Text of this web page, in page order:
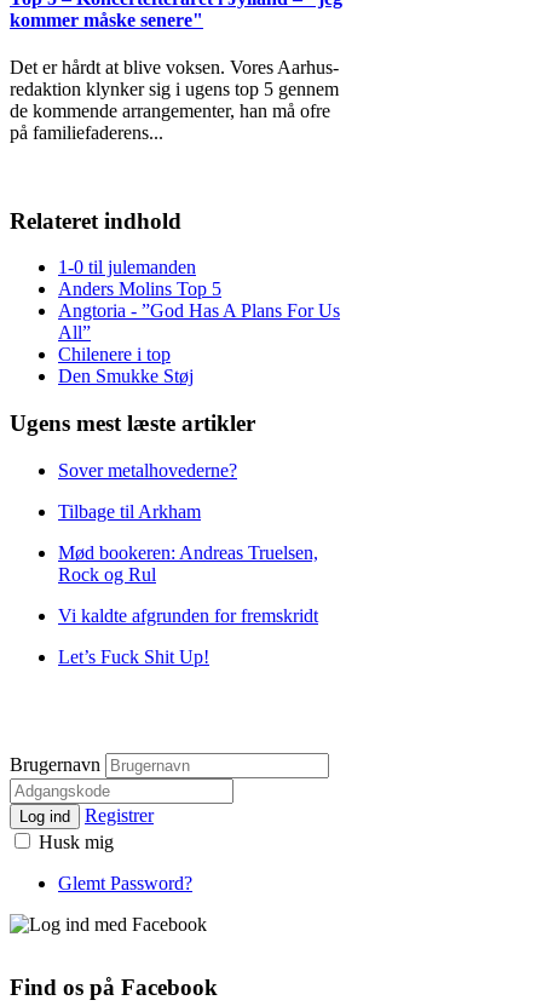
kommer måske senere"
Det er hårdt at blive voksen. Vores Aarhus-
redaktion klynker sig i ugens top 5 gennem
de kommende arrangementer, han må ofre
på familiefaderens...
Relateret indhold
1-0 til julemanden
Anders Molins Top 5
Angtoria - ”God Has A Plans For Us
All”
Chilenere i top
Den Smukke Støj
Ugens mest læste artikler
Sover metalhovederne?
Tilbage til Arkham
Mød bookeren: Andreas Truelsen,
Rock og Rul
Vi kaldte afgrunden for fremskridt
Let’s Fuck Shit Up!
Brugernavn
Log ind
Registrer
Husk mig
Glemt Password?
Find os på Facebook